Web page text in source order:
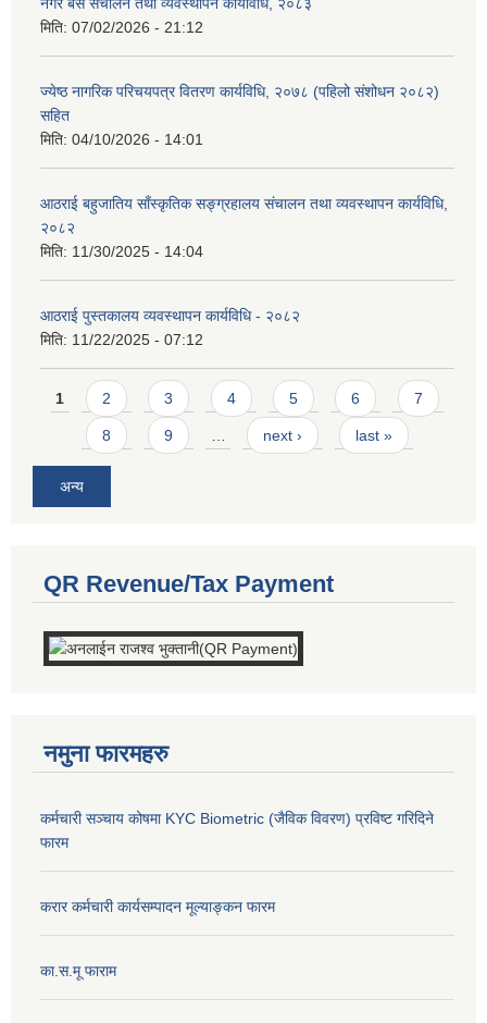
मिति: 07/02/2026 - 21:12
ज्येष्ठ नागरिक परिचयपत्र वितरण कार्यविधि, २०७८ (पहिलो संशोधन २०८२)
सहित
मिति: 04/10/2026 - 14:01
आठराई बहुजातिय साँस्कृतिक सङ्ग्रहालय संचालन तथा व्यवस्थापन कार्यविधि,
२०८२
मिति: 11/30/2025 - 14:04
आठराई पुस्तकालय व्यवस्थापन कार्यविधि - २०८२
मिति: 11/22/2025 - 07:12
Pages
1 2 3 4 5 6 7
8 9 … next › last »
अन्य
QR Revenue/Tax Payment
नमुना फारमहरु
कर्मचारी सञ्चाय कोषमा KYC Biometric (जैविक विवरण) प्रविष्ट गरिदिने
फारम
करार कर्मचारी कार्यसम्पादन मूल्याङ्कन फारम
का.स.मू फाराम